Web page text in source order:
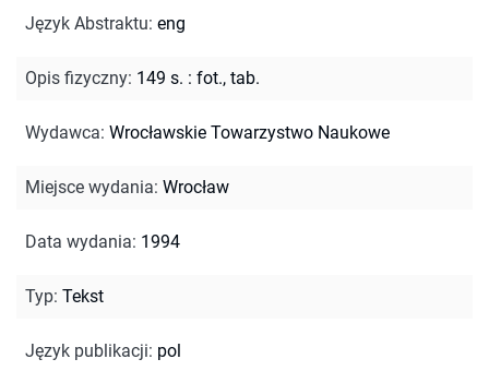
Język Abstraktu: eng
Opis fizyczny: 149 s. : fot., tab.
Wydawca: Wrocławskie Towarzystwo Naukowe
Miejsce wydania: Wrocław
Data wydania: 1994
Typ: Tekst
Język publikacji: pol